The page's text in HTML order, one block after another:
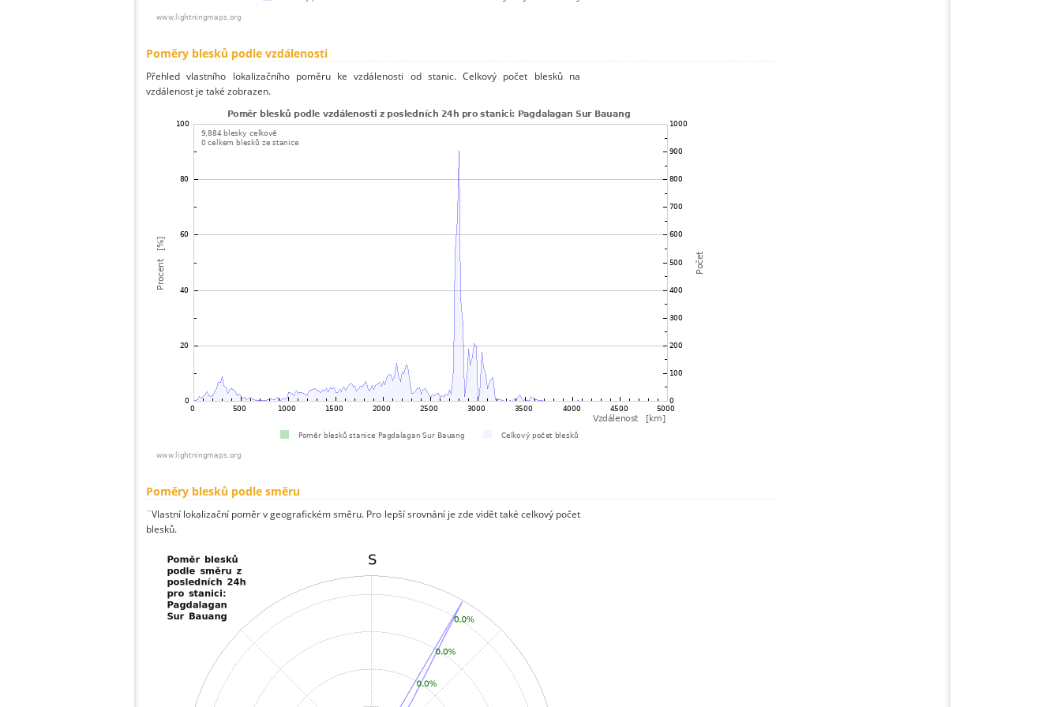
Poměry blesků podle vzdálenosti
Přehled vlastního lokalizačního poměru ke vzdálenosti od stanic. Celkový počet blesků na
vzdálenost je také zobrazen.
Poměry blesků podle směru
¨Vlastní lokalizační poměr v geografickém směru. Pro lepší srovnání je zde vidět také celkový počet
blesků.